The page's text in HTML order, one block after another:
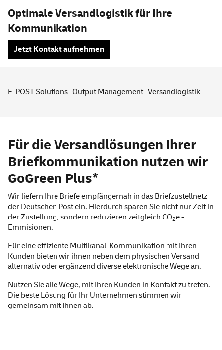
Optimale Versandlogistik für Ihre
Kommunikation
Jetzt Kontakt aufnehmen
E-POST Solutions Output Management Versandlogistik
Für die Versandlösungen Ihrer
Briefkommunikation nutzen wir
GoGreen Plus*
Wir liefern Ihre Briefe empfängernah in das Briefzustellnetz
der Deutschen Post ein. Hierdurch sparen Sie nicht nur Zeit in
der Zustellung, sondern reduzieren zeitgleich CO2e -
Emmisionen.
Für eine effiziente Multikanal-Kommunikation mit Ihren
Kunden bieten wir ihnen neben dem physischen Versand
alternativ oder ergänzend diverse elektronische Wege an.
Nutzen Sie alle Wege, mit Ihren Kunden in Kontakt zu treten.
Die beste Lösung für Ihr Unternehmen stimmen wir
gemeinsam mit Ihnen ab.